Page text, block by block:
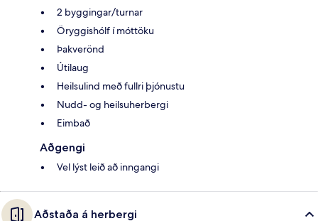
2 byggingar/turnar
Öryggishólf í móttöku
Þakverönd
Útilaug
Heilsulind með fullri þjónustu
Nudd- og heilsuherbergi
Eimbað
Aðgengi
Vel lýst leið að inngangi
Aðstaða á herbergi